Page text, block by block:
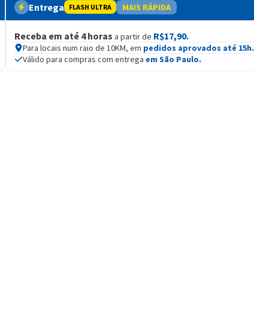
Entrega FLASH ULTRA MAIS RÁPIDA
Receba em até 4 horas a partir de R$17,90.
Para locais num raio de 10KM, em pedidos aprovados até 15h.
Válido para compras com entrega em São Paulo.